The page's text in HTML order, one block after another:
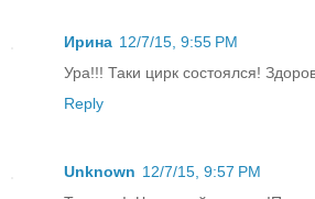
Ирина 12/7/15, 9:55 PM
Ура!!! Таки цирк состоялся!
Reply
Unknown 12/7/15, 9:57 PM